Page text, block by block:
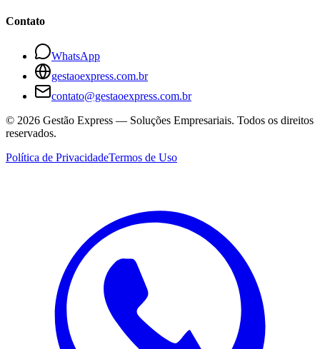
Contato
WhatsApp
gestaoexpress.com.br
contato@gestaoexpress.com.br
© 2026 Gestão Express — Soluções Empresariais. Todos os direitos
reservados.
Política de PrivacidadeTermos de Uso